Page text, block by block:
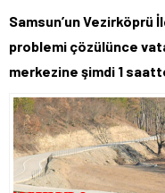
55,1602
Samsun’un Vezirköprü
problemi çözülünce
merkezine şimdi 1